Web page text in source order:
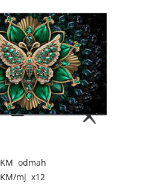
KM odmah
KM/mj x12